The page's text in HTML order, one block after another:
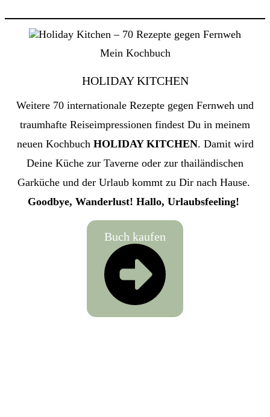
Mein Kochbuch
HOLIDAY KITCHEN
Weitere 70 internationale Rezepte gegen Fernweh und
traumhafte Reiseimpressionen findest Du in meinem
neuen Kochbuch HOLIDAY KITCHEN. Damit wird
Deine Küche zur Taverne oder zur thailändischen
Garküche und der Urlaub kommt zu Dir nach Hause.
Goodbye, Wanderlust! Hallo, Urlaubsfeeling!
Buch kaufen